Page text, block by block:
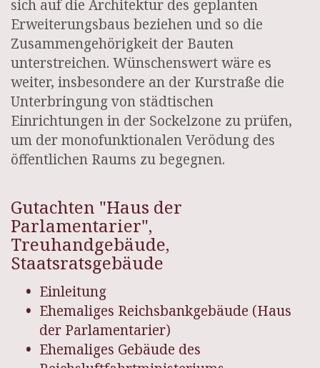
sich auf die Architektur des geplanten
Erweiterungsbaus beziehen und so die
Zusammengehörigkeit der Bauten
unterstreichen. Wünschenswert wäre es
weiter, insbesondere an der Kurstraße die
Unterbringung von städtischen
Einrichtungen in der Sockelzone zu prüfen,
um der monofunktionalen Verödung des
öffentlichen Raums zu begegnen.
Gutachten "Haus der
Parlamentarier",
Treuhandgebäude,
Staatsratsgebäude
Einleitung
Ehemaliges Reichsbankgebäude (Haus
der Parlamentarier)
Ehemaliges Gebäude des